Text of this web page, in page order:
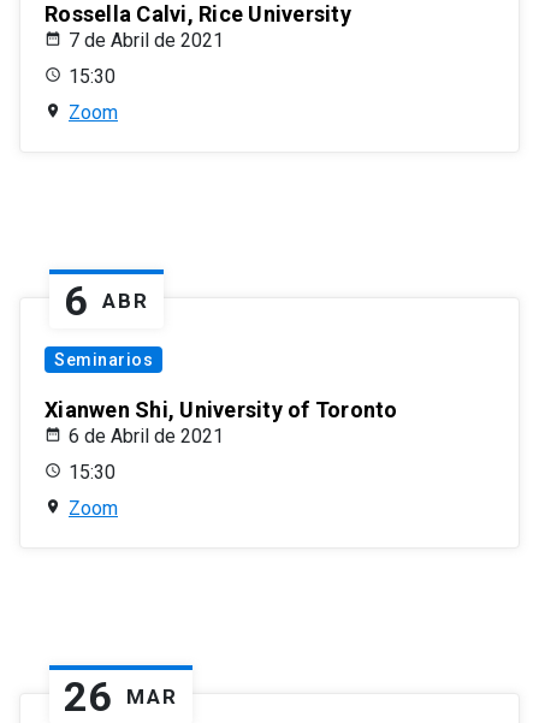
Rossella Calvi, Rice University
7 de Abril de 2021
15:30
Zoom
6 ABR
Seminarios
Xianwen Shi, University of Toronto
6 de Abril de 2021
15:30
Zoom
26 MAR